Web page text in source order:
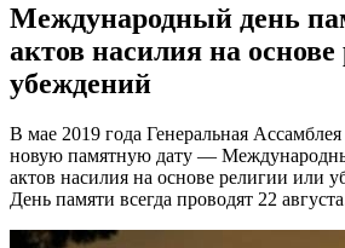
Международный день
актов насилия на
убеждений
В мае 2019 года Генеральная
новую памятную дату —
актов насилия на основе религии или
День памяти всегда проводят 22